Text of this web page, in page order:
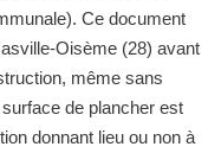
Ce document
Oisème (28) avant
même sans
de plancher est
donnant lieu ou non à